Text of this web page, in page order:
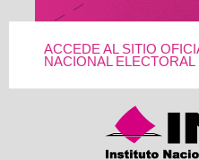
ACCEDE AL SITIO
NACIONAL ELECTORAL